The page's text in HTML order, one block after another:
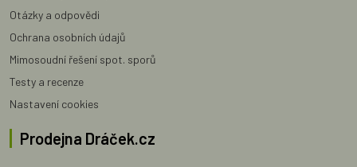
Otázky a odpovědi
Ochrana osobních údajů
Mimosoudní řešení spot. sporů
Testy a recenze
Nastavení cookies
Prodejna Dráček.cz